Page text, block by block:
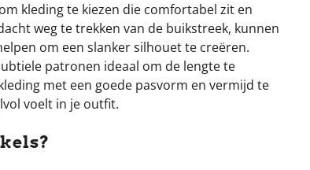
kleding te kiezen die comfortabel zit en
weg te trekken van de buikstreek, kunnen
om een slanker silhouet te creëren.
patronen ideaal om de lengte te
met een goede pasvorm en vermijd te
voelt in je outfit.